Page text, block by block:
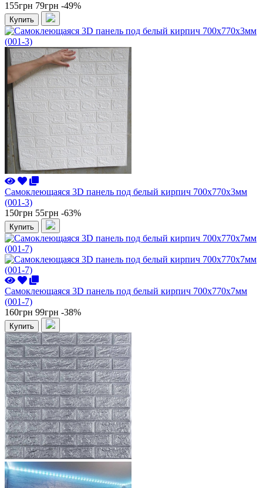
155грн 79грн -49%
Купить
Самоклеющаяся 3D панель под белый кирпич 700x770x3мм
(001-3)
150грн 55грн -63%
Купить
Самоклеющаяся 3D панель под белый кирпич 700x770x7мм
(001-7)
160грн 99грн -38%
Купить